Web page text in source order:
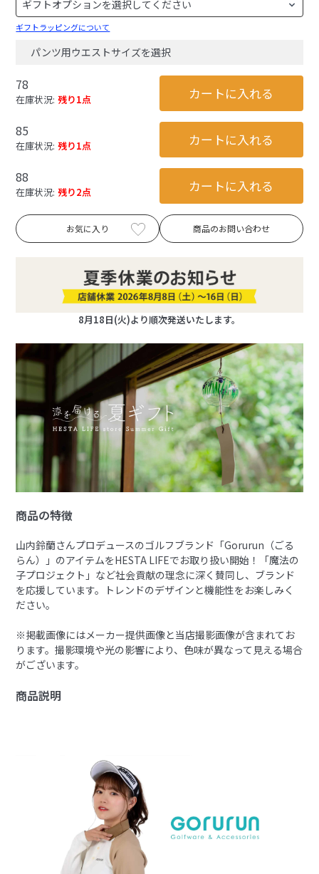
ギフトラッピングについて
パンツ用ウエストサイズを選択
78
在庫状況: 残り1点 カートに入れる
85
在庫状況: 残り1点 カートに入れる
88
在庫状況: 残り2点 カートに入れる
お気に入り 商品のお問い合わせ
8月18日(火)より順次発送いたします。
商品の特徴
山内鈴蘭さんプロデュースのゴルフブランド「Gorurun（ごる
らん）」のアイテムをHESTA LIFEでお取り扱い開始！「魔法の
子プロジェクト」など社会貢献の理念に深く賛同し、ブランド
を応援しています。トレンドのデザインと機能性をお楽しみく
ださい。
※掲載画像にはメーカー提供画像と当店撮影画像が含まれてお
ります。撮影環境や光の影響により、色味が異なって見える場合
がございます。
商品説明